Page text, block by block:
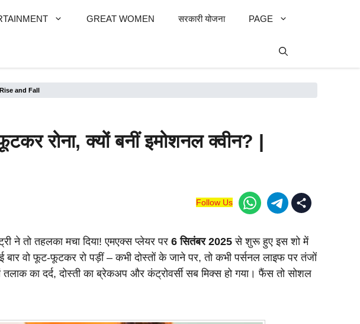
GREAT WOMEN सरकारी योजना PAGE
Rise and Fall
रोना, क्यों बनीं इमोशनल क्वीन? |
Follow Us
ने तो तहलका मचा दिया! एमएक्स प्लेयर पर 6 सितंबर 2025 से शुरू हुए इस शो में
वो फूट-फूटकर रो पड़ीं – कभी दोस्तों के जाने पर, तो कभी पर्सनल लाइफ पर तंजों
का दर्द, दोस्ती का ब्रेकअप और कंट्रोवर्सी सब मिक्स हो गया। फैंस तो सोशल